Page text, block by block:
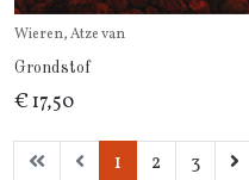
Wieren, Atze van
Grondstof
€ 17,50
1 2 3